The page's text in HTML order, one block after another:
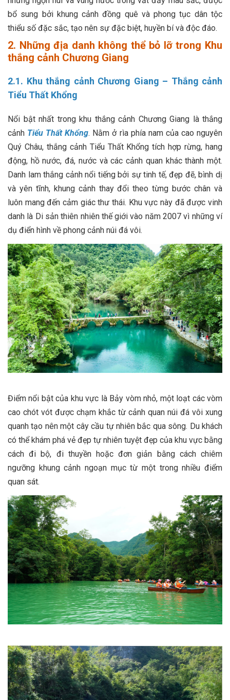
bổ sung bởi khung cảnh đồng quê và phong tục dân tộc
thiểu số đặc sắc, tạo nên sự đặc biệt, huyền bí và độc đáo.
2. Những địa danh không thể bỏ lỡ trong Khu
thắng cảnh Chương Giang
2.1. Khu thắng cảnh Chương Giang – Thắng cảnh
Tiểu Thất Khổng
Nổi bật nhất trong khu thắng cảnh Chương Giang là thắng
cảnh Tiểu Thất Khổng. Nằm ở rìa phía nam của cao nguyên
Quý Châu, thắng cảnh Tiểu Thất Khổng tích hợp rừng, hang
động, hồ nước, đá, nước và các cảnh quan khác thành một.
Danh lam thắng cảnh nổi tiếng bởi sự tinh tế, đẹp đẽ, bình dị
và yên tĩnh, khung cảnh thay đổi theo từng bước chân và
luôn mang đến cảm giác thư thái. Khu vực này đã được vinh
danh là Di sản thiên nhiên thế giới vào năm 2007 vì những ví
dụ điển hình về phong cảnh núi đá vôi.
Điểm nổi bật của khu vực là Bảy vòm nhỏ, một loạt các vòm
cao chót vót được chạm khắc từ cảnh quan núi đá vôi xung
quanh tạo nên một cây cầu tự nhiên bắc qua sông. Du khách
có thể khám phá vẻ đẹp tự nhiên tuyệt đẹp của khu vực bằng
cách đi bộ, đi thuyền hoặc đơn giản bằng cách chiêm
ngưỡng khung cảnh ngoạn mục từ một trong nhiều điểm
quan sát.